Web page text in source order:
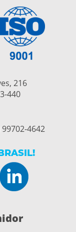
216
440
4642